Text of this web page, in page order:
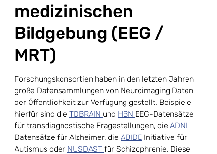
medizinischen
Bildgebung (EEG /
MRT)
Forschungskonsortien haben in den letzten Jahren
große Datensammlungen von Neuroimaging Daten
der Öffentlichkeit zur Verfügung gestellt. Beispiele
hierfür sind die TDBRAIN und HBN EEG-Datensätze
für transdiagnostische Fragestellungen, die ADNI
Datensätze für Alzheimer, die ABIDE Initiative für
Autismus oder NUSDAST für Schizophrenie. Diese